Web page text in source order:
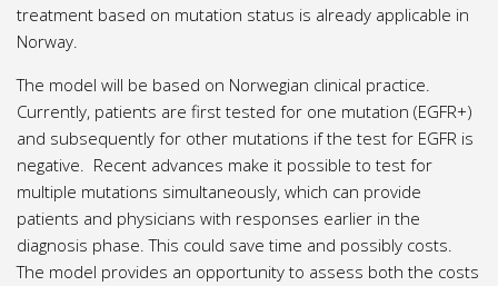
treatment based on mutation status is already applicable in
Norway.
The model will be based on Norwegian clinical practice.
Currently, patients are first tested for one mutation (EGFR+)
and subsequently for other mutations if the test for EGFR is
negative. Recent advances make it possible to test for
multiple mutations simultaneously, which can provide
patients and physicians with responses earlier in the
diagnosis phase. This could save time and possibly costs.
The model provides an opportunity to assess both the costs